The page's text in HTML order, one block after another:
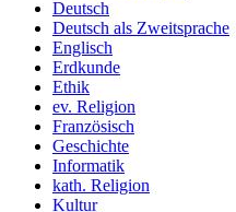
Deutsch
Deutsch als Zweitsprache
Englisch
Erdkunde
Ethik
ev. Religion
Französisch
Geschichte
Informatik
kath. Religion
Kultur